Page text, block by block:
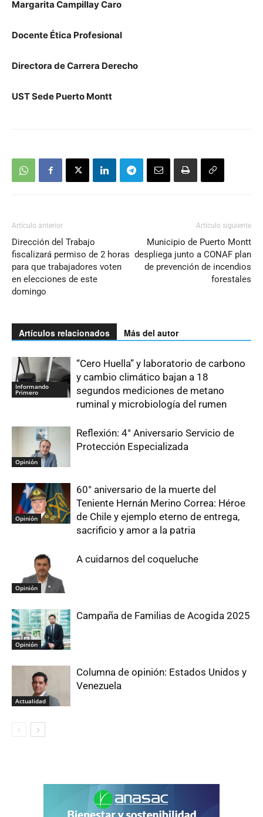
Margarita Campillay Caro
Docente Ética Profesional
Directora de Carrera Derecho
UST Sede Puerto Montt
Artículo anterior
Dirección del Trabajo
fiscalizará permiso de 2 horas
para que trabajadores voten
en elecciones de este
domingo
Artículo siguiente
Municipio de Puerto Montt
despliega junto a CONAF plan
de prevención de incendios
forestales
Artículos relacionados Más del autor
Informando
Primero
“Cero Huella” y laboratorio de carbono
y cambio climático bajan a 18
segundos mediciones de metano
ruminal y microbiología del rumen
Opinión
Reflexión: 4° Aniversario Servicio de
Protección Especializada
Opinión
60° aniversario de la muerte del
Teniente Hernán Merino Correa: Héroe
de Chile y ejemplo eterno de entrega,
sacrificio y amor a la patria
Opinión
A cuidarnos del coqueluche
Opinión
Campaña de Familias de Acogida 2025
Actualidad
Columna de opinión: Estados Unidos y
Venezuela